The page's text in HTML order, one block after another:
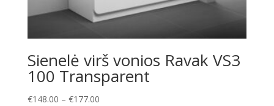
Sienelė virš vonios Ravak VS3
100 Transparent
€148.00 – €177.00Price